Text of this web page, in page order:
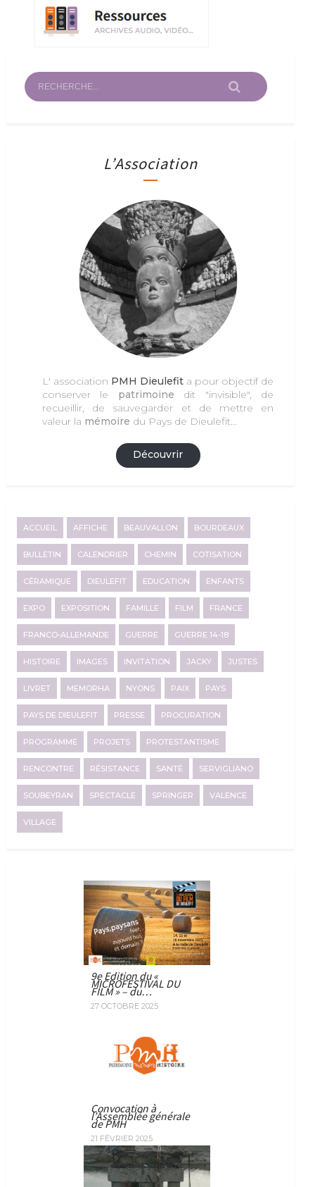
L’Association
L' association PMH Dieulefit a pour objectif de
conserver le patrimoine dit "invisible", de
recueillir, de sauvegarder et de mettre en
valeur la mémoire du Pays de Dieulefit...
Découvrir
ACCUEIL AFFICHE BEAUVALLON BOURDEAUX
BULLETIN CALENDRIER CHEMIN COTISATION
CÉRAMIQUE DIEULEFIT EDUCATION ENFANTS
EXPO EXPOSITION FAMILLE FILM FRANCE
FRANCO-ALLEMANDE GUERRE GUERRE 14-18
HISTOIRE IMAGES INVITATION JACKY JUSTES
LIVRET MEMORHA NYONS PAIX PAYS
PAYS DE DIEULEFIT PRESSE PROCURATION
PROGRAMME PROJETS PROTESTANTISME
RENCONTRE RÉSISTANCE SANTÉ SERVIGLIANO
SOUBEYRAN SPECTACLE SPRINGER VALENCE
VILLAGE
9e Edition du «
MICROFESTIVAL DU
FILM » – du…
27 OCTOBRE 2025
Convocation à
l’Assemblée générale
de PMH
21 FÉVRIER 2025